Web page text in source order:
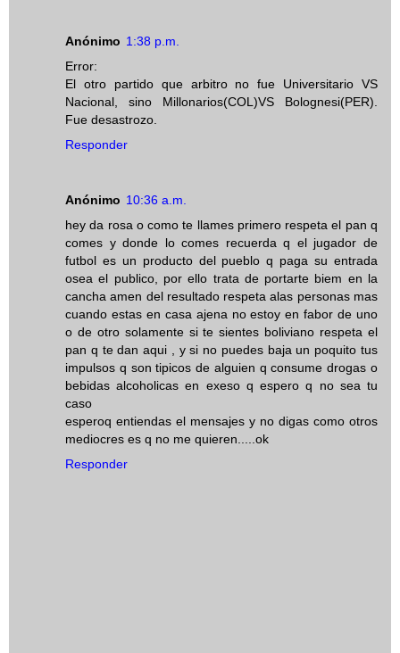
Anónimo 1:38 p.m.
Error:
El otro partido que arbitro no fue Universitario VS
Nacional, sino Millonarios(COL)VS Bolognesi(PER).
Fue desastrozo.
Responder
Anónimo 10:36 a.m.
hey da rosa o como te llames primero respeta el pan q
comes y donde lo comes recuerda q el jugador de
futbol es un producto del pueblo q paga su entrada
osea el publico, por ello trata de portarte biem en la
cancha amen del resultado respeta alas personas mas
cuando estas en casa ajena no estoy en fabor de uno
o de otro solamente si te sientes boliviano respeta el
pan q te dan aqui , y si no puedes baja un poquito tus
impulsos q son tipicos de alguien q consume drogas o
bebidas alcoholicas en exeso q espero q no sea tu
caso
esperoq entiendas el mensajes y no digas como otros
mediocres es q no me quieren.....ok
Responder